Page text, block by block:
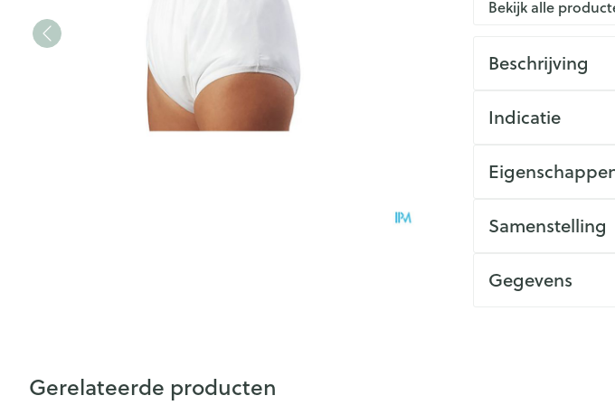
Bekijk alle
Beschrijving
Indicatie
Samenstelling
Gegevens
Gerelateerde producten